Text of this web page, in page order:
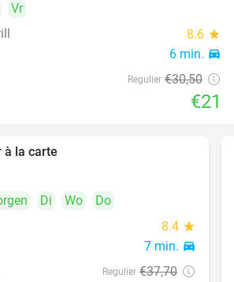
Vr
8.6 star
6 min. directions_car
Regulier €30,50
€21
à la carte
Di Wo
Do
8.4 star
7 min. directions_car
Regulier €37,70